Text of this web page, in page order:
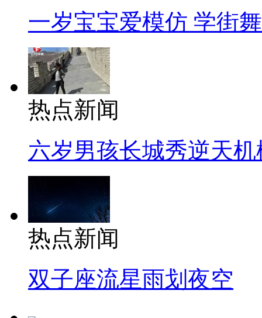
一岁宝宝爱模仿 学街
热点新闻
六岁男孩长城秀逆天机
热点新闻
双子座流星雨划夜空